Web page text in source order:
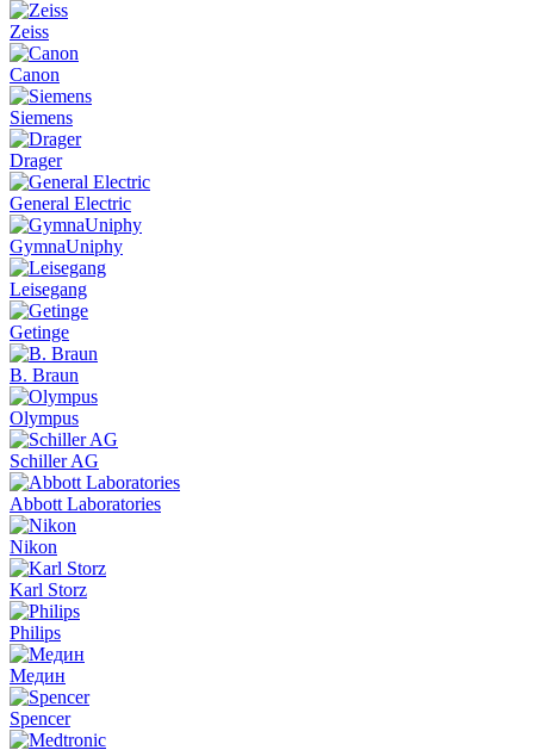
Zeiss
Canon
Siemens
Drager
General Electric
GymnaUniphy
Leisegang
Getinge
B. Braun
Olympus
Schiller AG
Abbott Laboratories
Nikon
Karl Storz
Philips
Медин
Spencer